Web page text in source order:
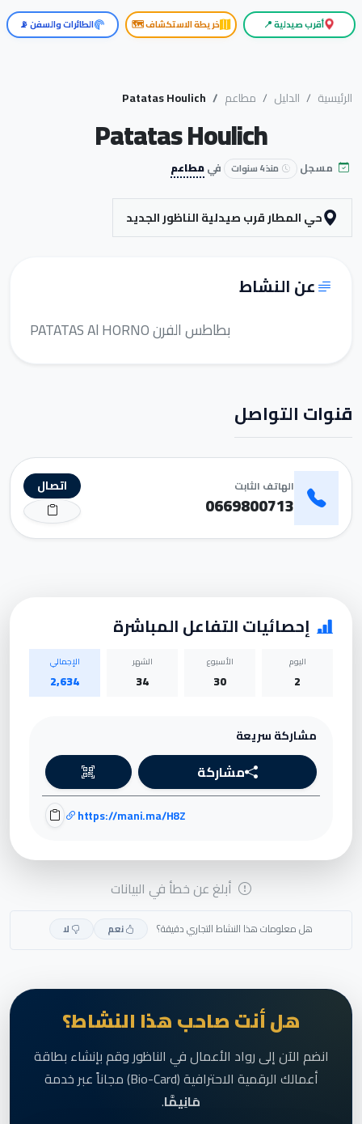
أقرب صيدلية 📍 خريطة الاستكشاف 🗺️ الطائرات والسفن 📡
الرئيسية الدليل مطاعم Patatas Houlich
Patatas Houlich
مسجل منذ 4 سنوات فيمطاعم
حي المطار قرب صيدلية الناظور الجديد
عن النشاط
PATATAS Al HORNO بطاطس الفرن
قنوات التواصل
الهاتف الثابت
0669800713
اتصال
إحصائيات التفاعل المباشرة
اليوم
2
الأسبوع
30
الشهر
34
الإجمالي
2,634
مشاركة سريعة
مشاركة
https://mani.ma/H8Z
أبلغ عن خطأ في البيانات
هل معلومات هذا النشاط التجاري دقيقة؟ نعم لا
هل أنت صاحب هذا النشاط؟
انضم الآن إلى رواد الأعمال في الناظور وقم بإنشاء بطاقة
أعمالك الرقمية الاحترافية (Bio-Card) مجاناً عبر خدمة
مَانِيمَّا.